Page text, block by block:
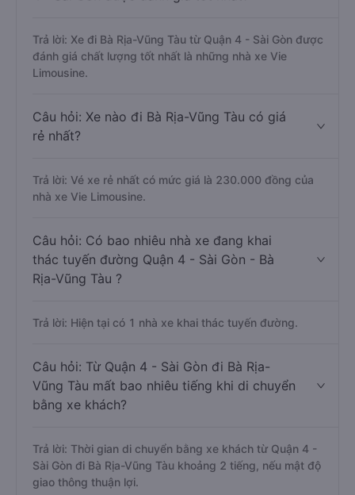
Trả lời: Xe đi Bà Rịa-Vũng Tàu từ Quận 4 - Sài Gòn được
đánh giá chất lượng tốt nhất là những nhà xe Vie
Limousine.
Câu hỏi: Xe nào đi Bà Rịa-Vũng Tàu có giá
rẻ nhất?
Trả lời: Vé xe rẻ nhất có mức giá là 230.000 đồng của
nhà xe Vie Limousine.
Câu hỏi: Có bao nhiêu nhà xe đang khai
thác tuyến đường Quận 4 - Sài Gòn - Bà
Rịa-Vũng Tàu ?
Trả lời: Hiện tại có 1 nhà xe khai thác tuyến đường.
Câu hỏi: Từ Quận 4 - Sài Gòn đi Bà Rịa-
Vũng Tàu mất bao nhiêu tiếng khi di chuyển
bằng xe khách?
Trả lời: Thời gian di chuyển bằng xe khách từ Quận 4 -
Sài Gòn đi Bà Rịa-Vũng Tàu khoảng 2 tiếng, nếu mật độ
giao thông thuận lợi.